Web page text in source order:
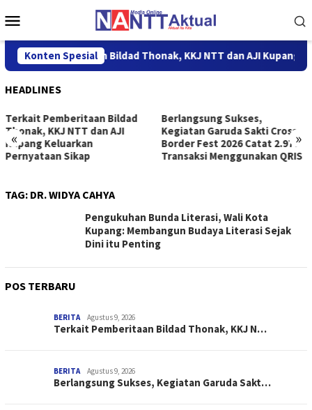
ke
Mobile
Konten Spesial
Terkait Pemberitaan Bildad Thonak, KKJ NTT dan AJI Kupang
HEADLINES
« »
Terkait Pemberitaan Bildad
Thonak, KKJ NTT dan AJI
Kupang Keluarkan
Pernyataan Sikap
Berlangsung Sukses,
Kegiatan Garuda Sakti Cross
Border Fest 2026 Catat 2.977
Transaksi Menggunakan QRIS
TAG: DR. WIDYA CAHYA
Pengukuhan Bunda Literasi, Wali Kota
Kupang: Membangun Budaya Literasi Sejak
Dini itu Penting
POS TERBARU
BERITA Agustus 9, 2026
Terkait Pemberitaan Bildad Thonak, KKJ N…
BERITA Agustus 9, 2026
Berlangsung Sukses, Kegiatan Garuda Sakt…